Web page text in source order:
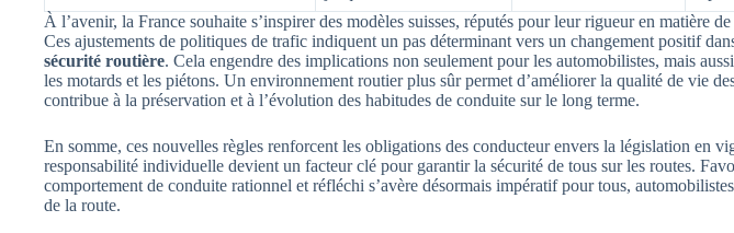
À l’avenir, la France souhaite s’inspirer des modèles suisses, réputés pour leur rigueur en matière
Ces ajustements de politiques de trafic indiquent un pas déterminant vers un changement positif
sécurité routière. Cela engendre des implications non seulement pour les automobilistes, mais
les motards et les piétons. Un environnement routier plus sûr permet d’améliorer la qualité de vie
contribue à la préservation et à l’évolution des habitudes de conduite sur le long terme.
En somme, ces nouvelles règles renforcent les obligations des conducteur envers la législation en
responsabilité individuelle devient un facteur clé pour garantir la sécurité de tous sur les routes.
comportement de conduite rationnel et réfléchi s’avère désormais impératif pour tous,
de la route.